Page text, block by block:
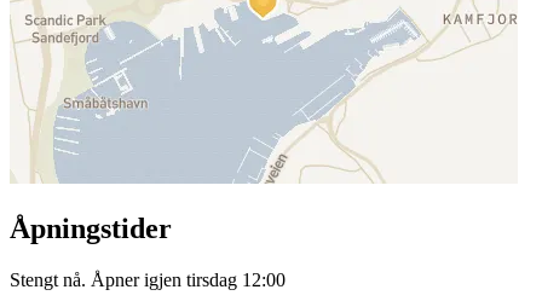
Åpningstider
Stengt nå. Åpner igjen tirsdag 12:00